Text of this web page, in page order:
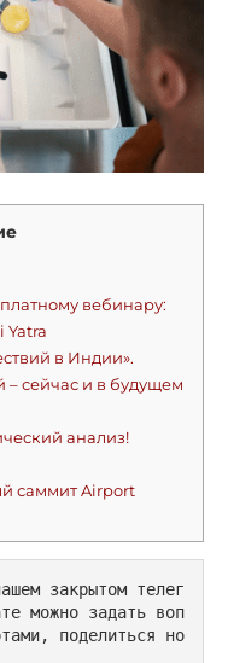
вебинару:
Yatra
в Индии».
– сейчас и в будущем
анализ!
саммит Airport
закрытом телег
можно задать воп
поделиться но